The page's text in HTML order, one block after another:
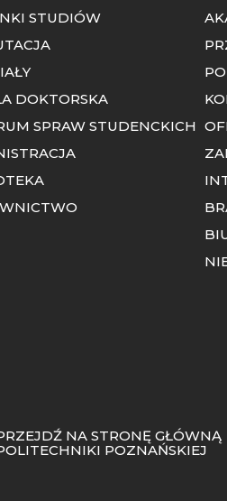
STUDIÓW
DOKTORSKA
SPRAW STUDENCKICH
NA STRONĘ GŁÓWNĄ
POZNAŃSKIEJ